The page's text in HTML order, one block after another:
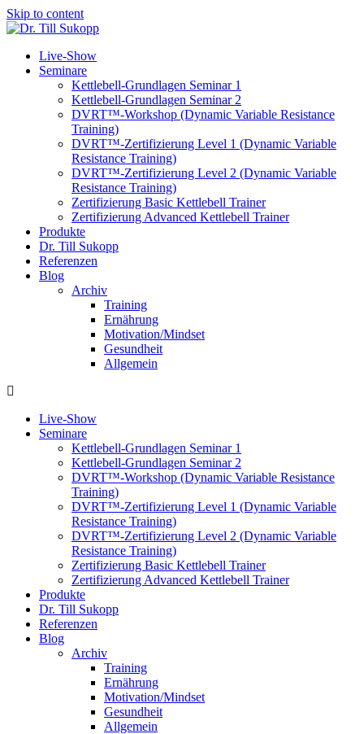
Skip to content
Live-Show
Seminare
Kettlebell-Grundlagen Seminar 1
Kettlebell-Grundlagen Seminar 2
DVRT™-Workshop (Dynamic Variable Resistance
Training)
DVRT™-Zertifizierung Level 1 (Dynamic Variable
Resistance Training)
DVRT™-Zertifizierung Level 2 (Dynamic Variable
Resistance Training)
Zertifizierung Basic Kettlebell Trainer
Zertifizierung Advanced Kettlebell Trainer
Produkte
Dr. Till Sukopp
Referenzen
Blog
Archiv
Training
Ernährung
Motivation/Mindset
Gesundheit
Allgemein
Live-Show
Seminare
Kettlebell-Grundlagen Seminar 1
Kettlebell-Grundlagen Seminar 2
DVRT™-Workshop (Dynamic Variable Resistance
Training)
DVRT™-Zertifizierung Level 1 (Dynamic Variable
Resistance Training)
DVRT™-Zertifizierung Level 2 (Dynamic Variable
Resistance Training)
Zertifizierung Basic Kettlebell Trainer
Zertifizierung Advanced Kettlebell Trainer
Produkte
Dr. Till Sukopp
Referenzen
Blog
Archiv
Training
Ernährung
Motivation/Mindset
Gesundheit
Allgemein